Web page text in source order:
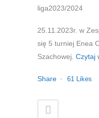
liga2023/2024
25.11.2023r. w
się 5 turniej Enea
Szachowej. Czytaj
Share 61 Likes